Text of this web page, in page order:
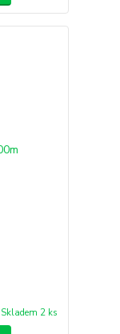
Skladem 2 ks